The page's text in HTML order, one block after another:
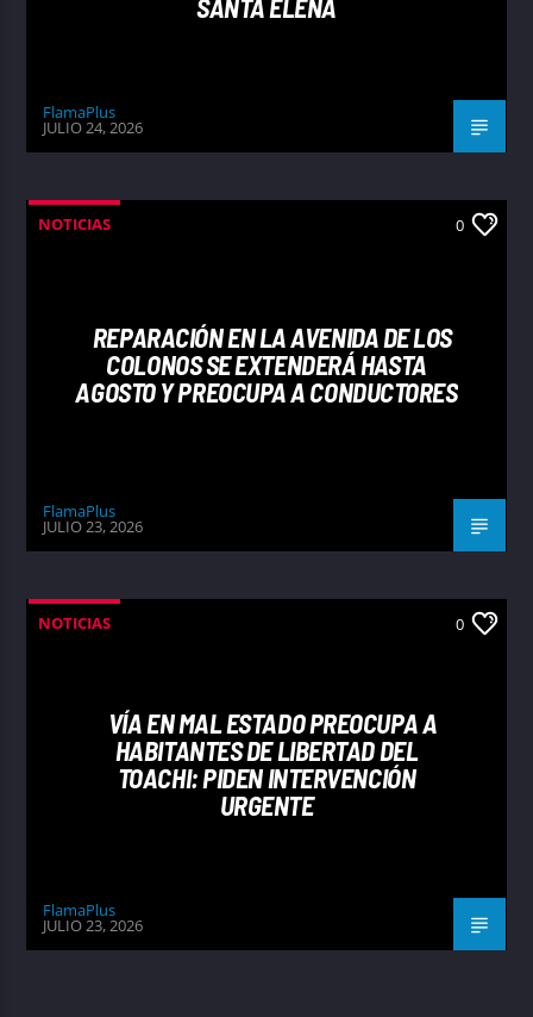
SANTA ELENA
FlamaPlus
JULIO 24, 2026
NOTICIAS 0
REPARACIÓN EN LA AVENIDA DE LOS
COLONOS SE EXTENDERÁ HASTA
AGOSTO Y PREOCUPA A CONDUCTORES
FlamaPlus
JULIO 23, 2026
NOTICIAS 0
VÍA EN MAL ESTADO PREOCUPA A
HABITANTES DE LIBERTAD DEL
TOACHI: PIDEN INTERVENCIÓN
URGENTE
FlamaPlus
JULIO 23, 2026